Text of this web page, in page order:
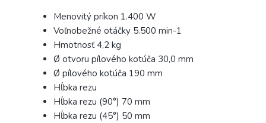
Menovitý príkon 1.400 W
Voľnobežné otáčky 5.500 min-1
Hmotnosť 4,2 kg
Ø otvoru pílového kotúča 30,0 mm
Ø pílového kotúča 190 mm
Hĺbka rezu
Hĺbka rezu (90°) 70 mm
Hĺbka rezu (45°) 50 mm